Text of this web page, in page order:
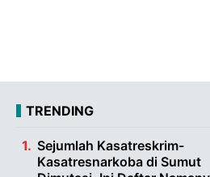
TRENDING
Sejumlah Kasatreskrim-
Kasatresnarkoba di Sumut